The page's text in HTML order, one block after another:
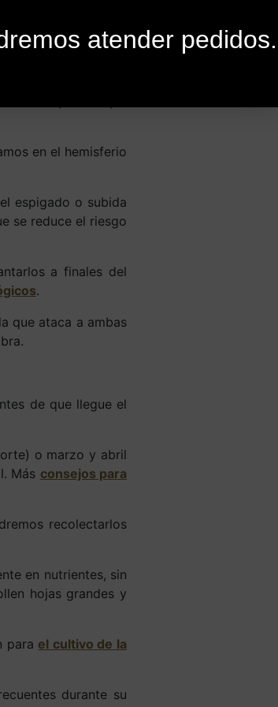
atender pedidos.
en el hemisferio
espigado o subida
se reduce el riesgo
a finales del
.
que ataca a ambas
de que llegue el
o marzo y abril
Más consejos para
recolectarlos
en nutrientes, sin
hojas grandes y
para el cultivo de la
durante su